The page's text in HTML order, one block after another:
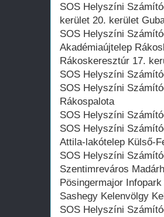
SOS Helyszíni
kerület 20. kerület
SOS Helyszíni
Akadémiaújtelep
Rákoskeresztúr 17.
SOS Helyszíni
SOS Helyszíni
Rákospalota
SOS Helyszíni
SOS Helyszíni
Attila-lakótelep Külső-
SOS Helyszíni
Szentimreváros
Pösingermajor
Sashegy Kelenvölgy
SOS Helyszíni